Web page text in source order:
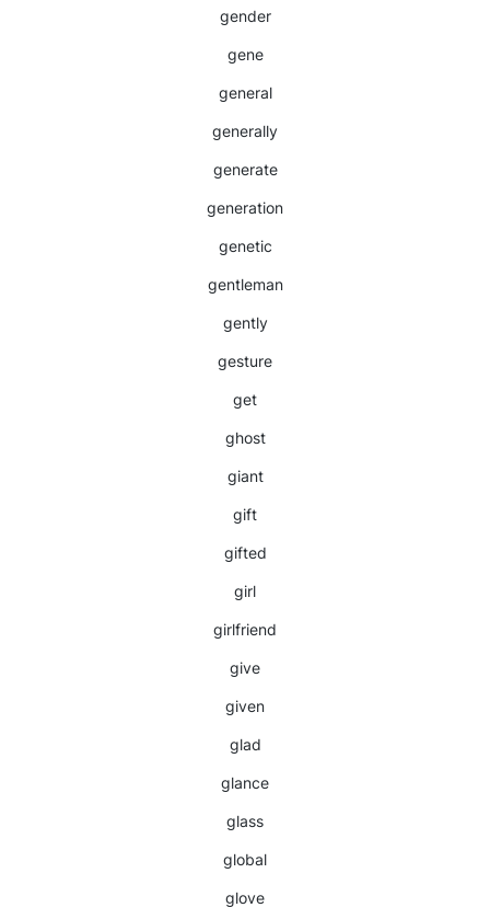
gender
gene
general
generally
generate
generation
genetic
gentleman
gently
gesture
get
ghost
giant
gift
gifted
girl
girlfriend
give
given
glad
glance
glass
global
glove